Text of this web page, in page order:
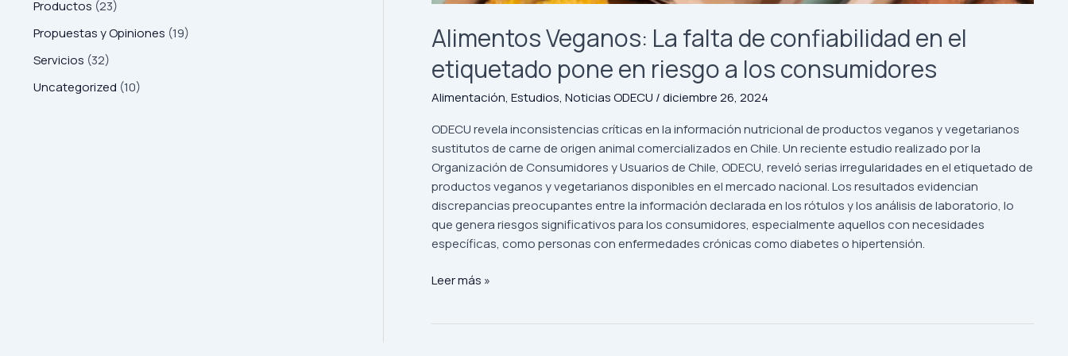
Productos (23)
Propuestas y Opiniones (19)
Servicios (32)
Uncategorized (10)
Alimentos Veganos: La falta de confiabilidad en el
etiquetado pone en riesgo a los consumidores
Alimentación, Estudios, Noticias ODECU /diciembre 26, 2024
ODECU revela inconsistencias críticas en la información nutricional de productos veganos y vegetarianos
sustitutos de carne de origen animal comercializados en Chile. Un reciente estudio realizado por la
Organización de Consumidores y Usuarios de Chile, ODECU, reveló serias irregularidades en el etiquetado de
productos veganos y vegetarianos disponibles en el mercado nacional. Los resultados evidencian
discrepancias preocupantes entre la información declarada en los rótulos y los análisis de laboratorio, lo
que genera riesgos significativos para los consumidores, especialmente aquellos con necesidades
específicas, como personas con enfermedades crónicas como diabetes o hipertensión.
Leer más »